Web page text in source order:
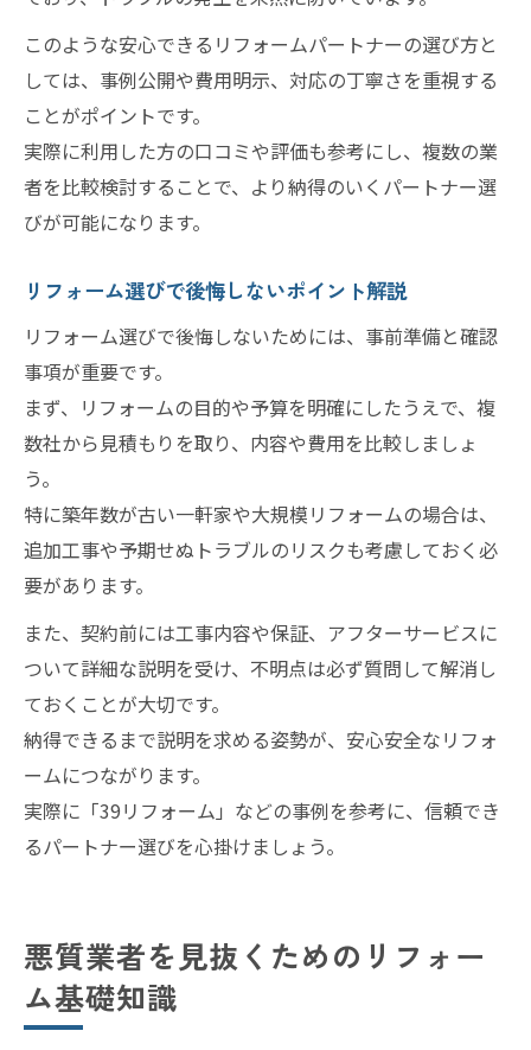
このような安心できるリフォームパートナーの選び方と
しては、事例公開や費用明示、対応の丁寧さを重視する
ことがポイントです。
実際に利用した方の口コミや評価も参考にし、複数の業
者を比較検討することで、より納得のいくパートナー選
びが可能になります。
リフォーム選びで後悔しないポイント解説
リフォーム選びで後悔しないためには、事前準備と確認
事項が重要です。
まず、リフォームの目的や予算を明確にしたうえで、複
数社から見積もりを取り、内容や費用を比較しましょ
う。
特に築年数が古い一軒家や大規模リフォームの場合は、
追加工事や予期せぬトラブルのリスクも考慮しておく必
要があります。
また、契約前には工事内容や保証、アフターサービスに
ついて詳細な説明を受け、不明点は必ず質問して解消し
ておくことが大切です。
納得できるまで説明を求める姿勢が、安心安全なリフォ
ームにつながります。
実際に「39リフォーム」などの事例を参考に、信頼でき
るパートナー選びを心掛けましょう。
悪質業者を見抜くためのリフォー
ム基礎知識